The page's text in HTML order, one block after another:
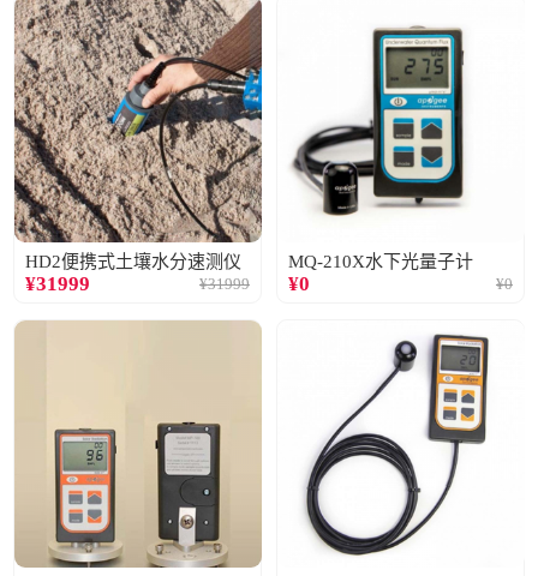
HD2便携式土壤水分速测仪
¥31999 ¥31999
MQ-210X水下光量子计
¥0 ¥0